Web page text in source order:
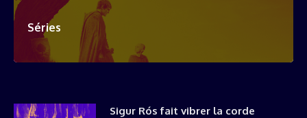
Séries
Sigur Rós fait vibrer la corde